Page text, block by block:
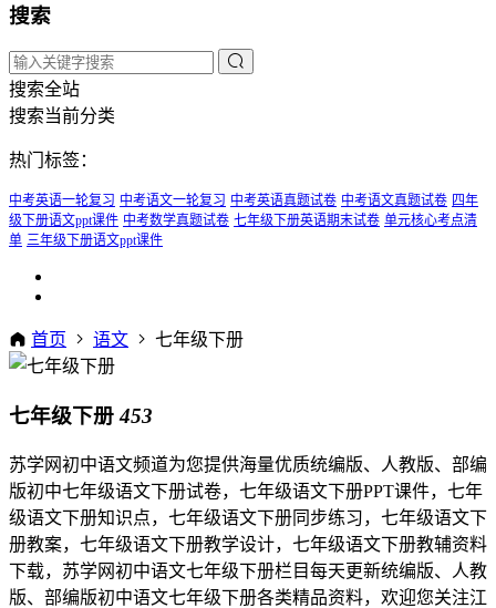
搜索
搜索全站
搜索当前分类
热门标签：
中考英语一轮复习 中考语文一轮复习 中考英语真题试卷 中考语文真题试卷 四年
级下册语文ppt课件 中考数学真题试卷 七年级下册英语期末试卷 单元核心考点清
单 三年级下册语文ppt课件
首页 语文 七年级下册
七年级下册453
苏学网初中语文频道为您提供海量优质统编版、人教版、部编
版初中七年级语文下册试卷，七年级语文下册PPT课件，七年
级语文下册知识点，七年级语文下册同步练习，七年级语文下
册教案，七年级语文下册教学设计，七年级语文下册教辅资料
下载，苏学网初中语文七年级下册栏目每天更新统编版、人教
版、部编版初中语文七年级下册各类精品资料，欢迎您关注江